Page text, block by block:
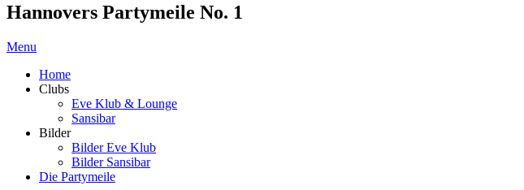
Hannovers Partymeile No. 1
Menu
Home
Clubs
Eve Klub & Lounge
Sansibar
Bilder
Bilder Eve Klub
Bilder Sansibar
Die Partymeile